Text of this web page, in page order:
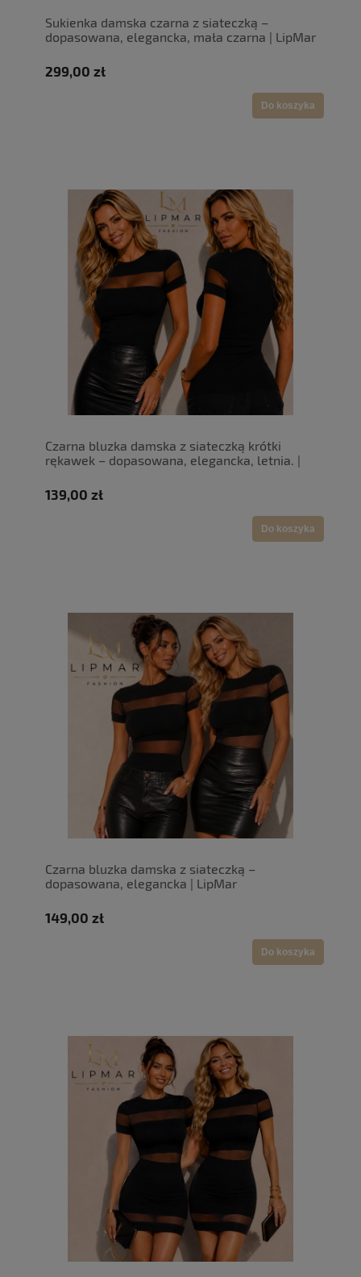
Sukienka damska czarna z siateczką –
dopasowana, elegancka, mała czarna | LipMar
299,00 zł
Do koszyka
Czarna bluzka damska z siateczką krótki
rękawek – dopasowana, elegancka, letnia. |
139,00 zł
Do koszyka
Czarna bluzka damska z siateczką –
dopasowana, elegancka | LipMar
149,00 zł
Do koszyka